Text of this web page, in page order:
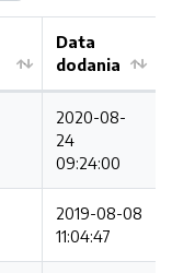
Data
dodania
2020-08-
24
09:24:00
2019-08-08
11:04:47